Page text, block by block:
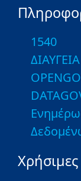
1540
ΔΙΑΥΓΕΙΑ